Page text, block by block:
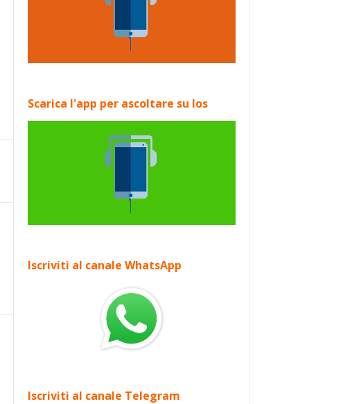
Scarica l'app per ascoltare su Ios
Iscriviti al canale WhatsApp
Iscriviti al canale Telegram